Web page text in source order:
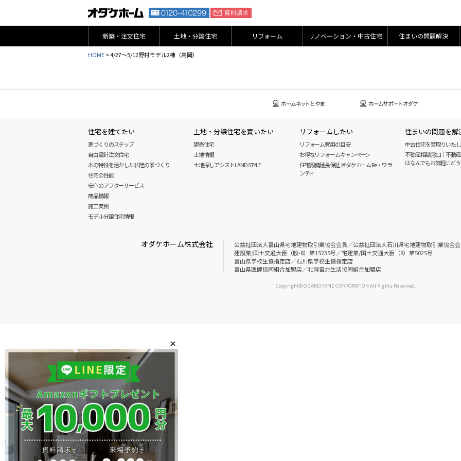
新築・注文住宅 土地・分譲住宅 リフォーム リノベーション・中古住宅 住まいの問題解決
HOME>4/27～5/12野村モデル2棟（高岡）
住宅を建てたい
家づくりのステップ
自由設計注文住宅
木の特性を活かした北陸の家づくり
住宅の性能
安心のアフターサービス
商品情報
施工実例
モデル分譲住宅情報
土地・分譲住宅を買いたい
建売住宅
土地情報
土地探しアシスト LAND STYLE
リフォームしたい
リフォーム費用の目安
お得なリフォームキャンペーン
住宅設備延長保証 オダケホーム Re・ワラ
ンティ
住まいの問題を解
中古住宅を買取りいた
不動産相談窓口｜不動
はなんでもお気軽にどう
オダケホーム株式会社
公益社団法人富山県宅地建物取引業協会会員／公益社団法人石川県宅地建物取引業協会
建設業/国土交通大臣（般-8）第15235号／宅建業/国土交通大臣（8）第5025号
富山県学校生協指定店／石川県学校生協指定店
富山県医師協同組合加盟店／北陸電力生活協同組合加盟店
Copyright© ODAKEHOME CORPORATION All Rights Reserved.